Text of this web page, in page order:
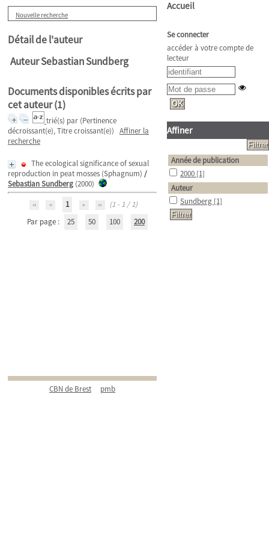
Nouvelle recherche
Détail de l'auteur
Auteur Sebastian Sundberg
Documents disponibles écrits par
cet auteur (1)
trié(s) par (Pertinence
décroissant(e), Titre croissant(e)) Affiner la
recherche
The ecological significance of sexual
reproduction in peat mosses (Sphagnum) /
Sebastian Sundberg (2000)
1
(1 - 1 / 1)
Par page :
25 50 100 200
CBN de Brest pmb
Accueil
Se connecter
accéder à votre compte de
lecteur
Affiner
Année de publication
2000 [1]
Auteur
Sundberg [1]